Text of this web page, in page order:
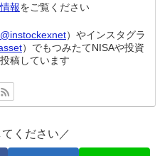
報をご覧ください
@instockexnet）やインスタグラ
）でもつみたてNISAや投資
稿しています
ください／